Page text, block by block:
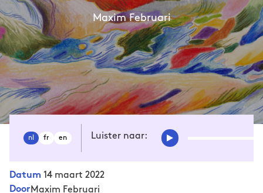
Maxim Februari
nl fr en Luister naar:
Datum 14 maart 2022
Door Maxim Februari